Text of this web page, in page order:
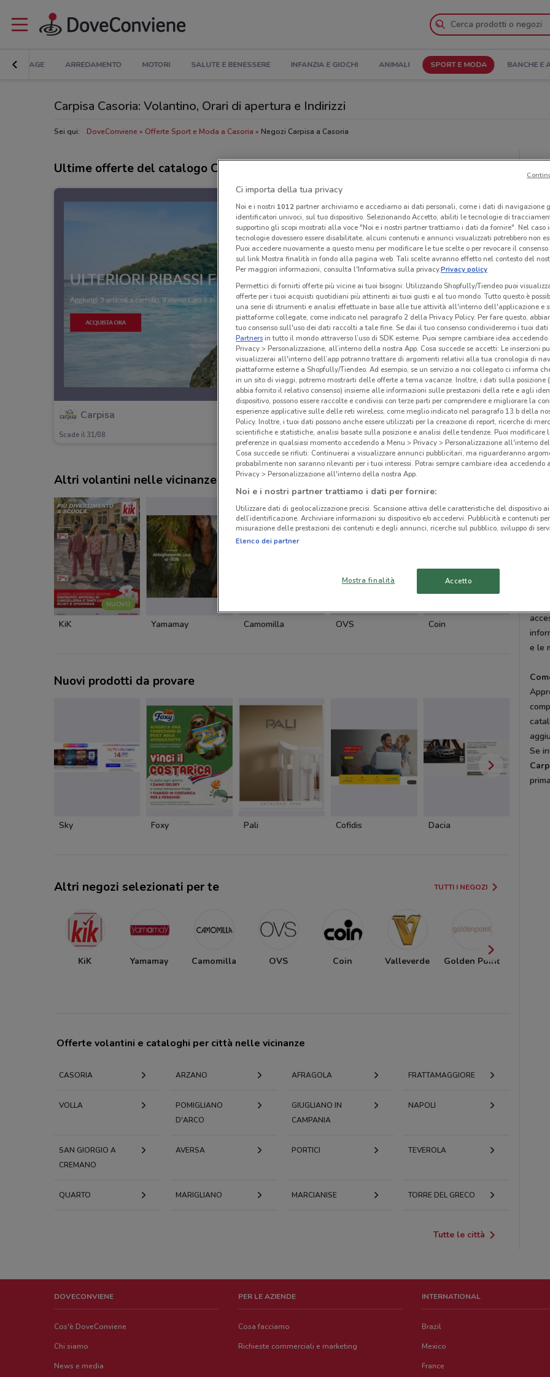
BRICOLAGE ARREDAMENTO MOTORI SALUTE E BENESSERE INFANZIA E GIOCHI ANIMALI SPORT E MODA BANCHE E
Carpisa Casoria: Volantino, Orari di apertura e Indirizzi
Sei qui: DoveConviene Offerte Sport e Moda a Casoria Negozi Carpisa a Casoria
Ultime offerte del catalogo Carpisa
Carpisa
Scade il 31/08 960 m
Altri volantini nelle vicinanze
NUOVO
KiK Yamamay Camomilla OVS Coin Coin
Nuovi prodotti da provare
Sky Foxy Pali Cofidis Dacia
Altri negozi selezionati per te TUTTI I NEGOZI
KiK Yamamay Camomilla OVS Coin Valleverde Golden Point
Offerte volantini e cataloghi per città nelle vicinanze
CASORIA ARZANO AFRAGOLA FRATTAMAGGIORE
VOLLA
POMIGLIANO
D'ARCO
GIUGLIANO IN
CAMPANIA
NAPOLI
SAN GIORGIO A
CREMANO
AVERSA PORTICI TEVEROLA
QUARTO MARIGLIANO MARCIANISE TORRE DEL GRECO
Tutte le città
trovi
e le
Se
DOVECONVIENE
Cos'è DoveConviene
Chi siamo
News e media
PER LE AZIENDE
Cosa facciamo
Richieste commerciali e marketing
INTERNATIONAL
Brazil
Mexico
France
Ci importa della tua privacy
Noi e i nostri 1012partner archiviamo e accediamo ai dati personali, come i dati di navigazione
identificatori univoci, sul tuo dispositivo. Selezionando Accetto, abiliti le tecnologie di
supportino gli scopi mostrati alla voce "Noi e i nostri partner trattiamo i dati da fornire". Nel caso
tecnologie dovessero essere disabilitate, alcuni contenuti e annunci visualizzati potrebbero non
Puoi accedere nuovamente a questo menu per modificare le tue scelte o per revocare il
sul link Mostra finalità in fondo alla pagina web. Tali scelte avranno effetto nel contesto del
Per maggiori informazioni, consulta l'Informativa sulla privacy.Privacy policy
Permettici di fornirti offerte più vicine ai tuoi bisogni: Utilizzando Shopfully/Tiendeo puoi
offerte per i tuoi acquisti quotidiani più attinenti ai tuoi gusti e al tuo mondo. Tutto questo è
una serie di strumenti e analisi effettuate in base alle tue attività all'interno dell'applicazione e
piattaforme collegate, come indicato nel paragrafo 2 della Privacy Policy. Per fare questo,
tuo consenso sull'uso dei dati raccolti a tale fine. Se dai il tuo consenso condivideremo i tuoi dati
Partnersin tutto il mondo attraverso l’uso di SDK esterne. Puoi sempre cambiare idea accedendo
Privacy > Personalizzazione, all’interno della nostra App. Cosa succede se accetti: Le inserzioni
visualizzerai all'interno dell’app potranno trattare di argomenti relativi alla tua cronologia di
piattaforme esterne a Shopfully/Tiendeo. Ad esempio, se un servizio a noi collegato ci informa
in un sito di viaggi, potremo mostrarti delle offerte a tema vacanze. Inoltre, i dati sulla posizione
abbia fornito il relativo consenso) insieme alle informazioni sulle prestazioni della rete e agli
dispositivo, possono essere raccolte e condivisi con terze parti per comprendere e migliorare la
esperienze applicative sulle delle reti wireless, come meglio indicato nel paragrafo 13.b della
Policy. Inoltre, i tuoi dati possono anche essere utilizzati per la creazione di report, ricerche di
scientifiche e statistiche, analisi basate sulla posizione e analisi delle tendenze. Puoi modificare
preferenze in qualsiasi momento accedendo a Menu > Privacy > Personalizzazione all'interno
Cosa succede se rifiuti: Continuerai a visualizzare annunci pubblicitari, ma riguarderanno
probabilmente non saranno rilevanti per i tuoi interessi. Potrai sempre cambiare idea accedendo
Privacy > Personalizzazione all'interno della nostra App.
Noi e i nostri partner trattiamo i dati per fornire:
Utilizzare dati di geolocalizzazione precisi. Scansione attiva delle caratteristiche del dispositivo
dell’identificazione. Archiviare informazioni su dispositivo e/o accedervi. Pubblicità e contenuti
misurazione delle prestazioni dei contenuti e degli annunci, ricerche sul pubblico, sviluppo di
Elenco dei partner
Mostra finalità Accetto